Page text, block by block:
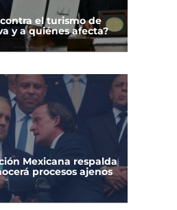
el turismo de
y a quiénes afecta?
Mexicana respalda
procesos ajenos